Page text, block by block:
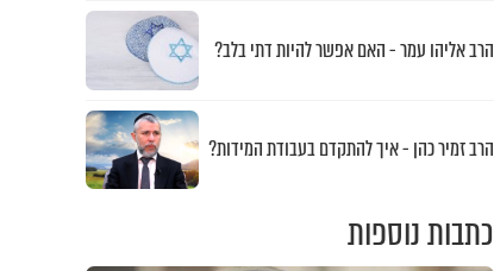
הרב אליהו עמר - האם אפשר להיות דתי בלב?
הרב זמיר כהן - איך להתקדם בעבודת המידות?
כתבות נוספות